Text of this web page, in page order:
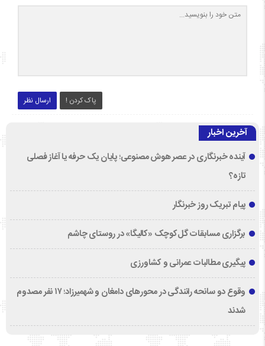
ارسال نظر پاک کردن !
آخرین اخبار
آینده خبرنگاری در عصر هوش مصنوعی؛ پایان یک حرفه یا آغاز فصلی
تازه؟
پیام تبریک روز خبرنگار
برگزاری مسابقات گل‌کوچک «کالیگا» در روستای چاشم
پیگیری مطالبات عمرانی و کشاورزی
وقوع دو سانحه رانندگی در محورهای دامغان و شهمیرزاد؛ ۱۷ نفر مصدوم
شدند